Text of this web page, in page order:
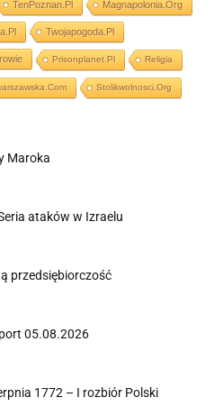
TenPoznan.pl Magnapolonia.org
Twojapogoda.pl
Prisonplanet.pl Religia
Stolikwolnosci.org
Maroka
ataków w Izraelu
przedsiębiorczość
05.08.2026
1772 – I rozbiór Polski